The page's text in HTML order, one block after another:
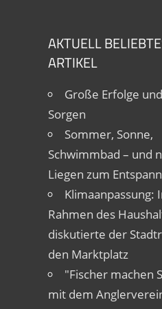
AKTUELL
ARTIKEL
Große Erfolge
Sorgen
Sommer, Sonne,
Schwimmbad – und
Liegen zum
Klimaanpassung:
Rahmen des
diskutierte der
den Marktplatz
"Fischer machen
mit dem